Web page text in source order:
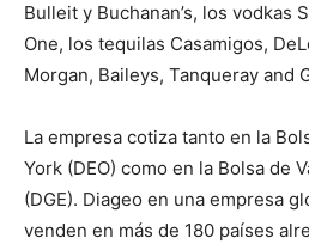
Bulleit y Buchanan’s, los vodkas
One, los tequilas Casamigos,
Morgan, Baileys, Tanqueray and
La empresa cotiza tanto en la
York (DEO) como en la Bolsa de
(DGE). Diageo en una empresa
venden en más de 180 países